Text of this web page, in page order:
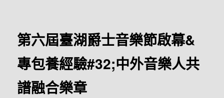
第六屆臺湖爵士音樂節啟幕&
專包養經驗#32;中外音樂人共
譜融合樂章